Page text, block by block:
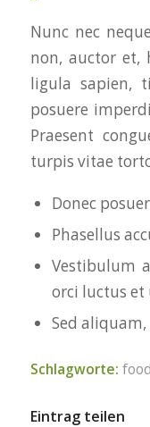
Nunc nec
non, auctor et,
ligula sapien,
posuere
Praesent
turpis vitae
Donec
Phasellus
Vestibulum
orci luctus et
Sed
Schlagworte: food
Eintrag teilen